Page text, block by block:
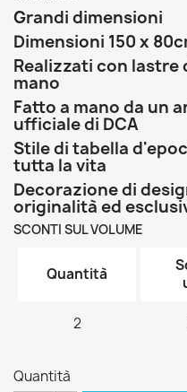
Grandi dimensioni
Dimensioni 150 x
Realizzati con lastre
mano
Fatto a mano da un
ufficiale di DCA
Stile di tabella
tutta la vita
Decorazione di
originalità ed
SCONTI SUL VOLUME
Quantità
2
Quantità